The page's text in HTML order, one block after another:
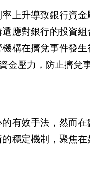
上升導致銀行資
應對銀行的投資
構在擠兌事件發
壓力，防止擠兌
有效手法，然而
穩定機制，聚焦在